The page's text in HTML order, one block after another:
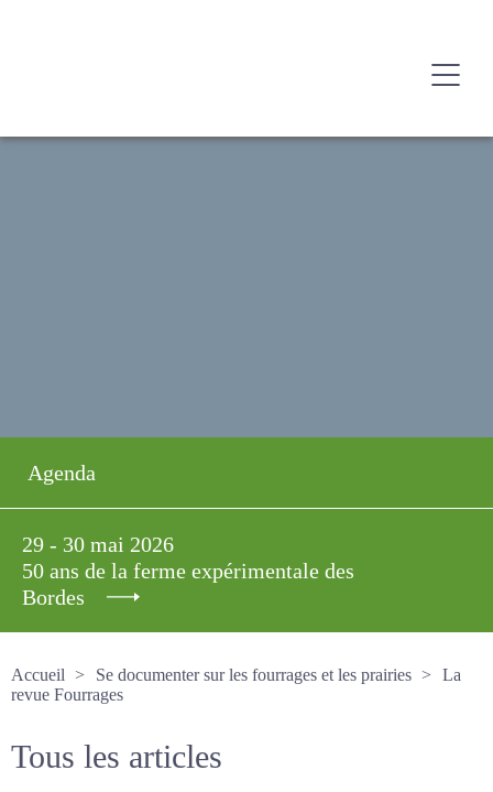
Agenda
29 - 30 mai 2026
50 ans de la ferme expérimentale des
Bordes
Accueil
Se documenter sur les fourrages et les prairies
La revue Fourrages
Tous les articles